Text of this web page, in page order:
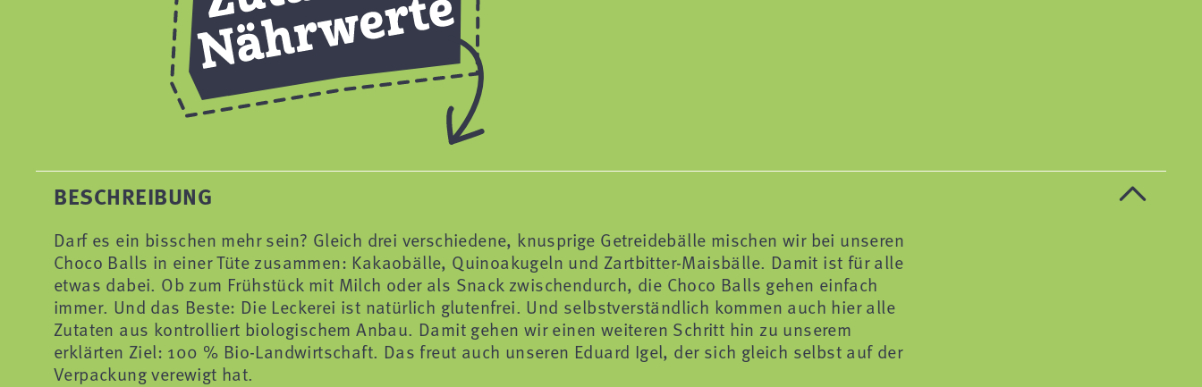
BESCHREIBUNG
Darf es ein bisschen mehr sein? Gleich drei verschiedene, knusprige Getreidebälle mischen wir bei unseren
Choco Balls in einer Tüte zusammen: Kakaobälle, Quinoakugeln und Zartbitter-Maisbälle. Damit ist für alle
etwas dabei. Ob zum Frühstück mit Milch oder als Snack zwischendurch, die Choco Balls gehen einfach
immer. Und das Beste: Die Leckerei ist natürlich glutenfrei. Und selbstverständlich kommen auch hier alle
Zutaten aus kontrolliert biologischem Anbau. Damit gehen wir einen weiteren Schritt hin zu unserem
erklärten Ziel: 100 % Bio-Landwirtschaft. Das freut auch unseren Eduard Igel, der sich gleich selbst auf der
Verpackung verewigt hat.